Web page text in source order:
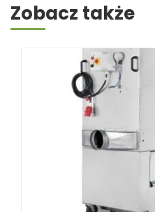
STRUGARKI DO DREWNA
STOJAKI HOLZSTAR
SZCZOTKARKI
SZLIFIERKI DO DREWNA,
KRAWĘDZIOWE
TOKARKI DO DREWNA
UKOŚNICE, PIŁY TARCZOWE DO
URZĄDZENIA
WIERTARKI POZIOME DO
WYRZYNARKI DO DREWNA,
WYPOSAŻENIE DODATKOWE
Zobacz także